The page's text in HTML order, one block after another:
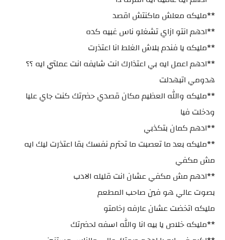
**مليكه معلش ماكنتش اقصد
**ادهم انتو ازاي تشغلو ناس غبيه كده
**مليكه يا فندم بلاش الغلط انا اعتذرت
**ادهم اعمل ايه بي اعتذارك انت شايفه انت عملتي ايه ؟؟
هدومي اتبهدلت
**مليكه والله العظيم مكان قصدي حضرتك كنت جاي عليا
ودخلت فيا
**ادهم كمان بتكذبي
**مليكه بعد ما تعصبت ما تحترم نفسك بقا اعتذرت ليك ايه
مش مكفي
**ادهم مش مكفي عشان انت قليله الادب
بصوت عالي هو فين صاحب المطعم
مليكه اتخضت عشان عارفه رخامتو
**مليكه خلاص يا بيه انا والله اسفه لحضرتك